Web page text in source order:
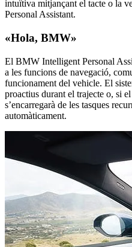
intuïtiva mitjançant el tacte o la
Personal Assistant.
«Hola, BMW»
El BMW Intelligent Personal
a les funcions de navegació,
funcionament del vehicle. El
proactius durant el trajecte o, si
s’encarregarà de les tasques
automàticament.